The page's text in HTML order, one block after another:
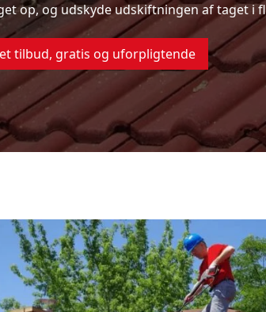
op, og udskyde udskiftningen af taget i
et tilbud, gratis og uforpligtende